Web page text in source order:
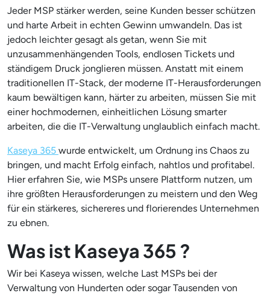
Jeder MSP stärker werden, seine Kunden besser schützen
und harte Arbeit in echten Gewinn umwandeln. Das ist
jedoch leichter gesagt als getan, wenn Sie mit
unzusammenhängenden Tools, endlosen Tickets und
ständigem Druck jonglieren müssen. Anstatt mit einem
traditionellen IT-Stack, der moderne IT-Herausforderungen
kaum bewältigen kann, härter zu arbeiten, müssen Sie mit
einer hochmodernen, einheitlichen Lösung smarter
arbeiten, die die IT-Verwaltung unglaublich einfach macht.
Kaseya 365 wurde entwickelt, um Ordnung ins Chaos zu
bringen, und macht Erfolg einfach, nahtlos und profitabel.
Hier erfahren Sie, wie MSPs unsere Plattform nutzen, um
ihre größten Herausforderungen zu meistern und den Weg
für ein stärkeres, sichereres und florierendes Unternehmen
zu ebnen.
Was ist Kaseya 365 ?
Wir bei Kaseya wissen, welche Last MSPs bei der
Verwaltung von Hunderten oder sogar Tausenden von